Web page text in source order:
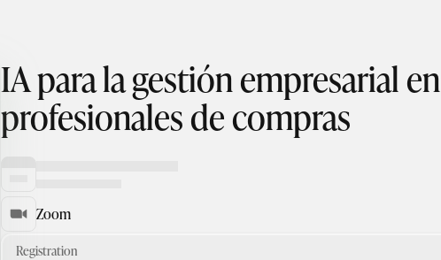
IA para la gestión empresarial en
profesionales de compras
Zoom
Registration